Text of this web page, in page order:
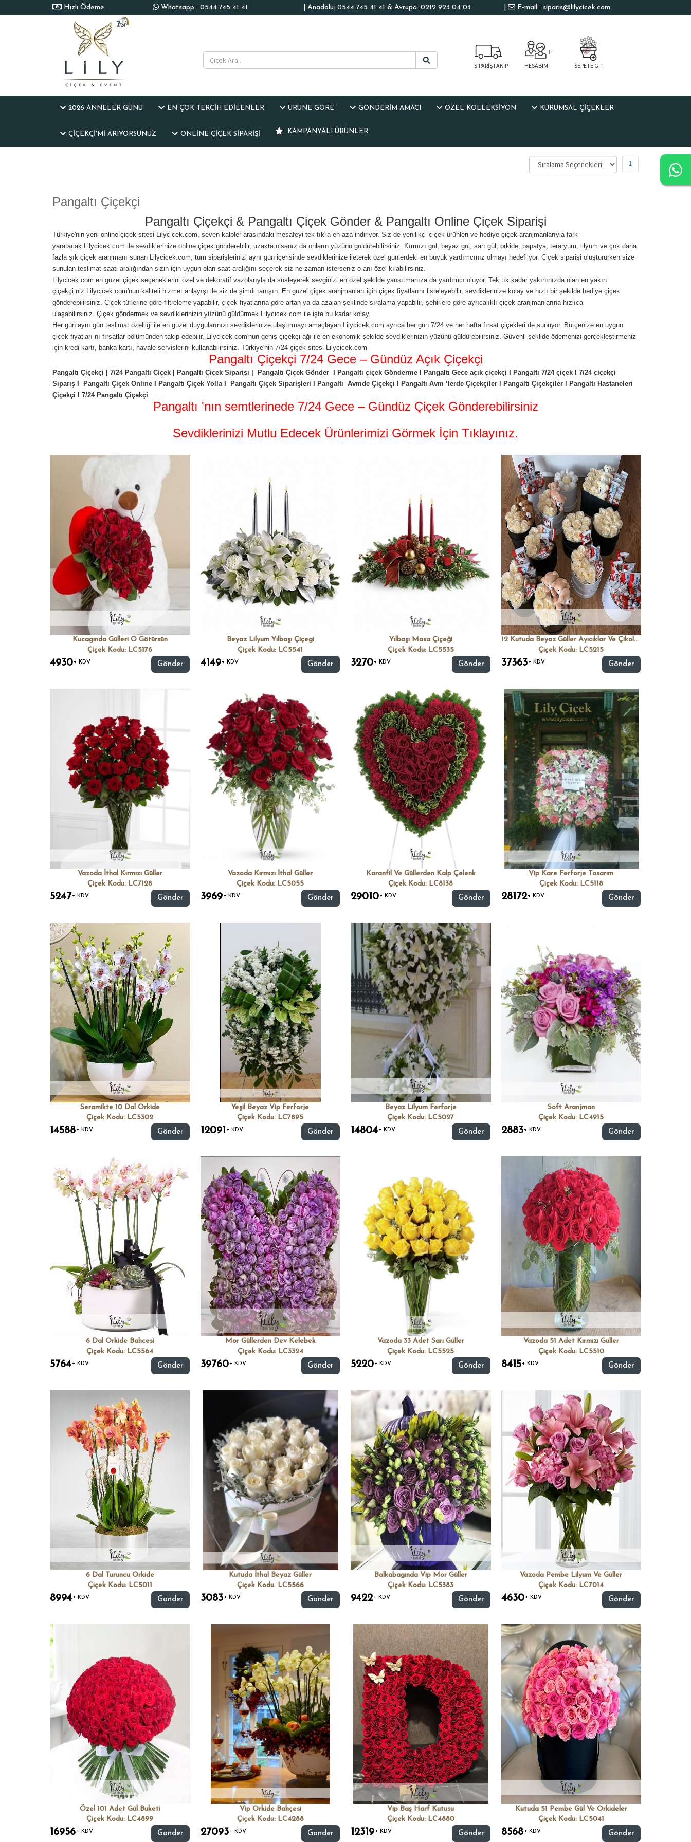
E-mail : siparis@lilycicek.com
| Anadolu: 0544 745 41 41 & Avrupa: 0212 923 04 03
Whatsapp : 0544 745 41 41
Hızlı Ödeme
SİPARİŞTAKİP HESABIM SEPETE GİT
2026 ANNELER GÜNÜ EN ÇOK TERCİH EDİLENLER ÜRÜNE GÖRE GÖNDERİM AMACI ÖZEL KOLLEKSIYON KURUMSAL ÇİÇEKLER
ÇIÇEKÇI'MI ARIYORSUNUZ ONLINE ÇIÇEK SIPARIŞI KAMPANYALI ÜRÜNLER
1
Pangaltı Çiçekçi
Pangaltı Çiçekçi & Pangaltı Çiçek Gönder & Pangaltı Online Çiçek Siparişi
Türkiye'nin yeni online çiçek sitesi Lilycicek.com, seven kalpler arasındaki mesafeyi tek tık'la en aza indiriyor. Siz de yenilikçi çiçek ürünleri ve hediye çiçek aranjmanlarıyla fark
yaratacak Lilycicek.com ile sevdiklerinize online çiçek gönderebilir, uzakta olsanız da onların yüzünü güldürebilirsiniz. Kırmızı gül, beyaz gül, sarı gül, orkide, papatya, teraryum, lilyum ve çok daha
fazla şık çiçek aranjmanı sunan Lilycicek.com, tüm siparişlerinizi aynı gün içerisinde sevdiklerinize ileterek özel günlerdeki en büyük yardımcınız olmayı hedefliyor. Çiçek siparişi oluştururken size
sunulan teslimat saati aralığından sizin için uygun olan saat aralığını seçerek siz ne zaman isterseniz o anı özel kılabilirsiniz.
Lilycicek.com en güzel çiçek seçeneklerini özel ve dekoratif vazolarıyla da süsleyerek sevginizi en özel şekilde yansıtmanıza da yardımcı oluyor. Tek tık kadar yakınınızda olan en yakın
çiçekçi niz Lilycicek.com'nun kaliteli hizmet anlayışı ile siz de şimdi tanışın. En güzel çiçek aranjmanları için çiçek fiyatlarını listeleyebilir, sevdiklerinize kolay ve hızlı bir şekilde hediye çiçek
gönderebilirsiniz. Çiçek türlerine göre filtreleme yapabilir, çiçek fiyatlarına göre artan ya da azalan şeklinde sıralama yapabilir, şehirlere göre ayrıcalıklı çiçek aranjmanlarına hızlıca
ulaşabilirsiniz. Çiçek göndermek ve sevdiklerinizin yüzünü güldürmek Lilycicek.com ile işte bu kadar kolay.
Her gün aynı gün teslimat özelliği ile en güzel duygularınızı sevdiklerinize ulaştırmayı amaçlayan Lilycicek.com ayrıca her gün 7/24 ve her hafta fırsat çiçekleri de sunuyor. Bütçenize en uygun
çiçek fiyatları nı fırsatlar bölümünden takip edebilir, Lilycicek.com'nun geniş çiçekçi ağı ile en ekonomik şekilde sevdiklerinizin yüzünü güldürebilirsiniz. Güvenli şeklide ödemenizi gerçekleştirmeniz
için kredi kartı, banka kartı, havale servislerini kullanabilirsiniz. Türkiye'nin 7/24 çiçek sitesi Lilycicek.com
Pangaltı Çiçekçi 7/24 Gece – Gündüz Açık Çiçekçi
Pangaltı Çiçekçi | 7/24 Pangaltı Çiçek | Pangaltı Çiçek Siparişi | Pangaltı Çiçek Gönder I Pangaltı çiçek Gönderme I Pangaltı Gece açık çiçekçi I Pangaltı 7/24 çiçek I 7/24 çiçekçi
Sipariş I Pangaltı Çiçek Online I Pangaltı Çiçek Yolla I Pangaltı Çiçek Siparişleri l Pangaltı Avmde Çiçekçi l Pangaltı Avm ‘lerde Çiçekçiler l Pangaltı Çiçekçiler l Pangaltı Hastaneleri
Çiçekçi I 7/24 Pangaltı Çiçekçi
Pangaltı 'nın semtlerinede 7/24 Gece – Gündüz Çiçek Gönderebilirsiniz
Sevdiklerinizi Mutlu Edecek Ürünlerimizi Görmek İçin Tıklayınız.
Kucagında Gülleri O Götürsün
Çiçek Kodu: LC5176
4930+ KDV Gönder
Beyaz Lilyum Yılbaşı Çiçegi
Çiçek Kodu: LC5541
4149 + KDV Gönder
Yılbaşı Masa Çiçeği
Çiçek Kodu: LC5535
3270+ KDV Gönder
12 Kutuda Beyaz Güller Ayıcıklar Ve Çikolatalar
Çiçek Kodu: LC5215
37363 + KDV Gönder
Vazoda İthal Kırmızı Güller
Çiçek Kodu: LC7128
5247+ KDV Gönder
Vazoda Kırmızı İthal Güller
Çiçek Kodu: LC5055
3969 + KDV Gönder
Karanfil Ve Güllerden Kalp Çelenk
Çiçek Kodu: LC8138
29010+ KDV Gönder
Vip Kare Ferforje Tasarım
Çiçek Kodu: LC5118
28172 + KDV Gönder
Seramikte 10 Dal Orkide
Çiçek Kodu: LC5302
14588+ KDV Gönder
Yeşil Beyaz Vip Ferforje
Çiçek Kodu: LC7895
12091 + KDV Gönder
Beyaz Lilyum Ferforje
Çiçek Kodu: LC5027
14804+ KDV Gönder
Soft Aranjman
Çiçek Kodu: LC4915
2883 + KDV Gönder
6 Dal Orkide Bahcesi
Çiçek Kodu: LC5564
5764+ KDV Gönder
Mor Güllerden Dev Kelebek
Çiçek Kodu: LC3324
39760 + KDV Gönder
Vazoda 33 Adet Sarı Güller
Çiçek Kodu: LC5525
5220+ KDV Gönder
Vazoda 51 Adet Kırmızı Güller
Çiçek Kodu: LC5510
8415 + KDV Gönder
6 Dal Turuncu Orkide
Çiçek Kodu: LC5011
8994+ KDV Gönder
Kutuda İthal Beyaz Güller
Çiçek Kodu: LC5566
3083 + KDV Gönder
Balkabagında Vip Mor Güller
Çiçek Kodu: LC5383
9422+ KDV Gönder
Vazoda Pembe Lilyum Ve Güller
Çiçek Kodu: LC7014
4630 + KDV Gönder
Özel 101 Adet Gül Buketi
Çiçek Kodu: LC4899
16956+ KDV Gönder
Vip Orkide Bahçesi
Çiçek Kodu: LC4288
27093 + KDV Gönder
Vip Baş Harf Kutusu
Çiçek Kodu: LC4880
12319+ KDV Gönder
Kutuda 51 Pembe Gül Ve Orkideler
Çiçek Kodu: LC5041
8568 + KDV Gönder